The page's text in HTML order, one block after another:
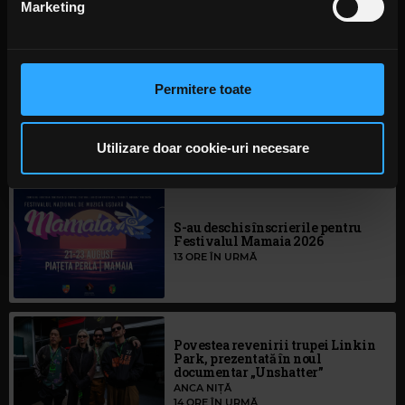
anunțurile, pentru a oferi funcții de rețele sociale și pentru
a analiza traficul. De asemenea, le oferim partenerilor de
privire la modul în care folosiți site-ul nostru. Aceștia le
pot combina cu alte informații oferite de dvs. sau culese
în urma folosirii serviciilor lor. În cazul în care alegeți să
continuați să utilizați website-ul nostru, sunteți de acord
cu utilizarea modulelor noastre cookie.
Marketing
Permitere toate
Utilizare doar cookie-uri necesare
Rock News
MAI MULT
S-au deschis înscrierile pentru
Festivalul Mamaia 2026
13 ORE ÎN URMĂ
Povestea revenirii trupei Linkin
Park, prezentată în noul
documentar „Unshatter”
ANCA NIȚĂ
14 ORE ÎN URMĂ